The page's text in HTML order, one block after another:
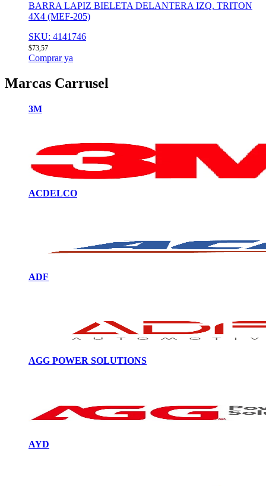
BARRA LAPIZ BIELETA DELANTERA IZQ. TRITON
4X4 (MEF-205)
SKU: 4141746
$73,57
Comprar ya
Marcas Carrusel
3M
ACDELCO
ADF
AGG POWER SOLUTIONS
AYD